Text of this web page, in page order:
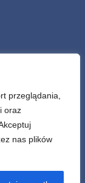
przeglądania,
oraz
nas plików